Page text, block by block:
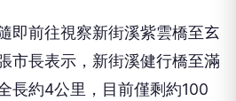
即前往視察新街溪紫雲橋至玄
市長表示，新街溪健行橋至滿
長約4公里，目前僅剩約100